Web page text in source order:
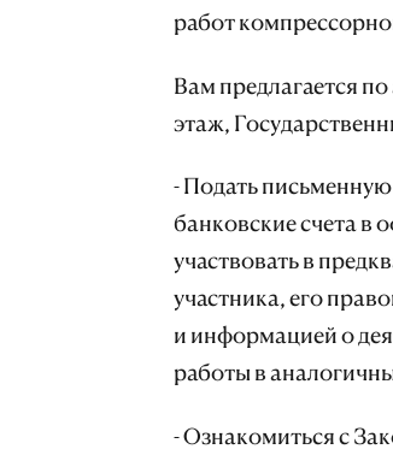
работ
Вам предлагается
этаж,
­- Подать
банковские счета в
участвовать в
участника, его
и информацией о
работы в
- Ознакомиться с